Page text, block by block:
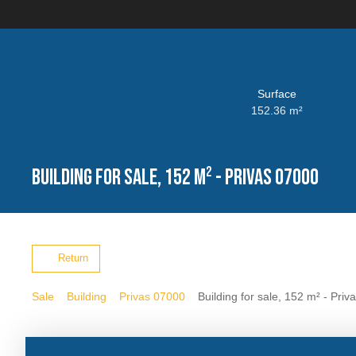
Surface
152.36 m²
Building for sale, 152 m² - Privas 07000
Return
Sale Building Privas 07000 Building for sale, 152 m² -